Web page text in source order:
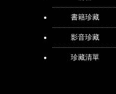
書籍珍藏
影音珍藏
珍藏清單